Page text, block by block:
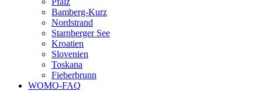
Bamberg-Kurz
Nordstrand
Starnberger See
Kroatien
Slovenien
Toskana
Fieberbrunn
WOMO-FAQ